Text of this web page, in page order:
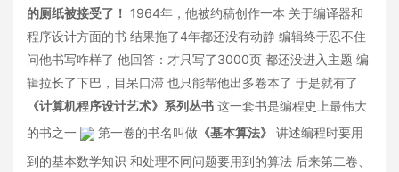
的厕纸被接受了！ 1964年，他被约稿创作一本 关于编译器和
程序设计方面的书 结果拖了4年都还没有动静 编辑终于忍不住
问他书写咋样了 他回答：才只写了3000页 都还没进入主题 编
辑拉长了下巴，目呆口滞 也只能帮他出多卷本了 于是就有了
《计算机程序设计艺术》系列丛书 这一套书是编程史上最伟大
的书之一
第一卷的书名叫做 《基本算法》
讲述编程时要用
到的基本数学知识 和处理不同问题要用到的算法 后来第二卷、